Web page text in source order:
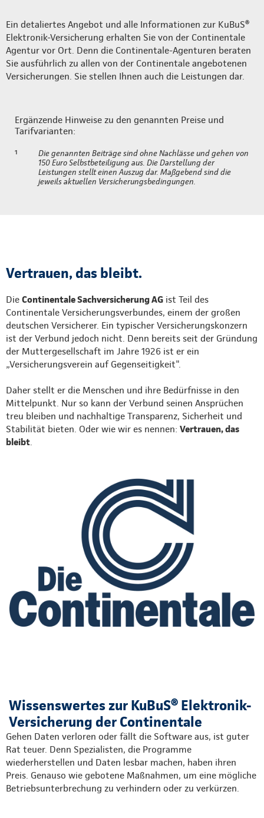
Ein detaliertes Angebot und alle Informationen zur KuBuS®
Elektronik-Versicherung erhalten Sie von der Continentale
Agentur vor Ort. Denn die Continentale-Agenturen beraten
Sie ausführlich zu allen von der Continentale angebotenen
Versicherungen. Sie stellen Ihnen auch die Leistungen dar.
Ergänzende Hinweise zu den genannten Preise und
Tarifvarianten:
¹
Die genannten Beiträge sind ohne Nachlässe und gehen von
150 Euro Selbstbeteiligung aus. Die Darstellung der
Leistungen stellt einen Auszug dar. Maßgebend sind die
jeweils aktuellen Versicherungsbedingungen.
Vertrauen, das bleibt.
Die Continentale Sachversicherung AG ist Teil des
Continentale Versicherungsverbundes, einem der großen
deutschen Versicherer. Ein typischer Versicherungskonzern
ist der Verbund jedoch nicht. Denn bereits seit der Gründung
der Muttergesellschaft im Jahre 1926 ist er ein
„Versicherungsverein auf Gegenseitigkeit".
Daher stellt er die Menschen und ihre Bedürfnisse in den
Mittelpunkt. Nur so kann der Verbund seinen Ansprüchen
treu bleiben und nachhaltige Transparenz, Sicherheit und
Stabilität bieten. Oder wie wir es nennen: Vertrauen, das
bleibt
Wissenswertes zur KuBuS® Elektronik-
Versicherung der Continentale
Gehen Daten verloren oder fällt die Software aus, ist guter
Rat teuer. Denn Spezialisten, die Programme
wiederherstellen und Daten lesbar machen, haben ihren
Preis. Genauso wie gebotene Maßnahmen, um eine mögliche
Betriebsunterbrechung zu verhindern oder zu verkürzen.